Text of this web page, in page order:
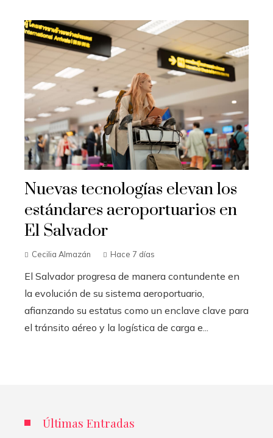
Nuevas tecnologías elevan los
estándares aeroportuarios en
El Salvador
Cecilia Almazán Hace 7 días
El Salvador progresa de manera contundente en
la evolución de su sistema aeroportuario,
afianzando su estatus como un enclave clave para
el tránsito aéreo y la logística de carga e...
Últimas Entradas